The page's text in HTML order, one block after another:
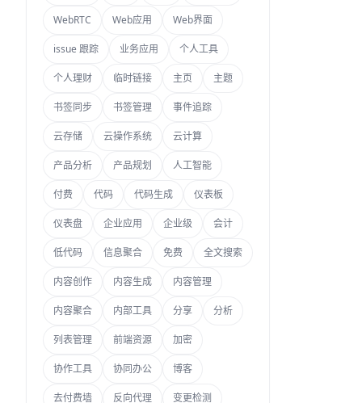
WebRTC Web应用 Web界面
issue 跟踪 业务应用 个人工具
个人理财 临时链接 主页 主题
书签同步 书签管理 事件追踪
云存储 云操作系统 云计算
产品分析 产品规划 人工智能
付费 代码 代码生成 仪表板
仪表盘 企业应用 企业级 会计
低代码 信息聚合 免费 全文搜索
内容创作 内容生成 内容管理
内容聚合 内部工具 分享 分析
列表管理 前端资源 加密
协作工具 协同办公 博客
去付费墙 反向代理 变更检测